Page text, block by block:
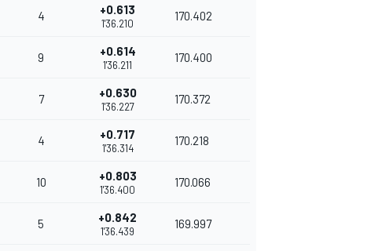
4 +0.613
1'36.210
170.402
9 +0.614
1'36.211
170.400
7 +0.630
1'36.227
170.372
4 +0.717
1'36.314
170.218
10 +0.803
1'36.400
170.066
5 +0.842
1'36.439
169.997